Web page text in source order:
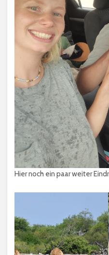
Hier noch ein paar weiter